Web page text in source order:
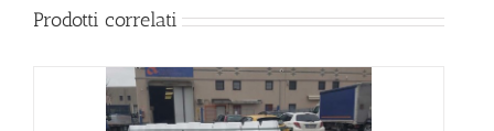
Prodotti correlati